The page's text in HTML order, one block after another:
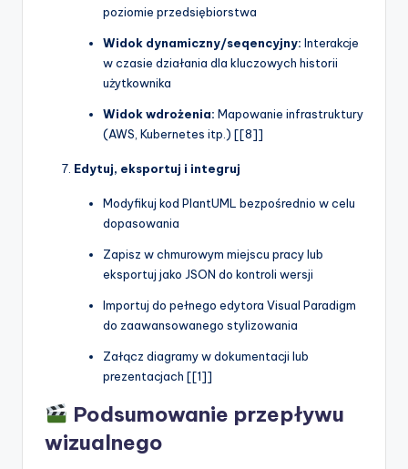
poziomie przedsiębiorstwa
Widok dynamiczny/seqencyjny: Interakcje
w czasie działania dla kluczowych historii
użytkownika
Widok wdrożenia: Mapowanie infrastruktury
(AWS, Kubernetes itp.) [[8]]
Edytuj, eksportuj i integruj
Modyfikuj kod PlantUML bezpośrednio w celu
dopasowania
Zapisz w chmurowym miejscu pracy lub
eksportuj jako JSON do kontroli wersji
Importuj do pełnego edytora Visual Paradigm
do zaawansowanego stylizowania
Załącz diagramy w dokumentacji lub
prezentacjach [[1]]
Podsumowanie przepływu
wizualnego